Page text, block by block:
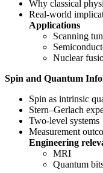
Why classical
Real-world
Applications
Scanning
Nuclear
Spin and Quantum
Spin as intrinsic
Stern–Gerlach
Two-level systems
Measurement
Engineering
MRI
Quantum